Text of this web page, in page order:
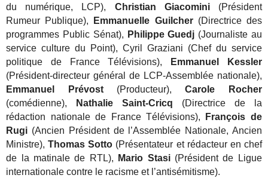
du numérique, LCP), Christian Giacomini(Président
Rumeur Publique),
Emmanuelle Guilcher(Directrice des
programmes Public Sénat), Philippe Guedj (Journaliste au
service culture du Point), Cyril Graziani (Chef du service
politique de France Télévisions),
Emmanuel Kessler
(Président-directeur général de LCP-Assemblée nationale),
Emmanuel Prévost(Producteur), Carole Rocher
(comédienne),
Nathalie Saint-Cricq (Directrice de la
rédaction nationale de France Télévisions),
François de
Rugi (Ancien Président de l’Assemblée Nationale, Ancien
Ministre),Thomas Sotto (Présentateur et rédacteur en chef
de la matinale de RTL),
Mario Stasi (Président de Ligue
internationale contre le racisme et l’antisémitisme).